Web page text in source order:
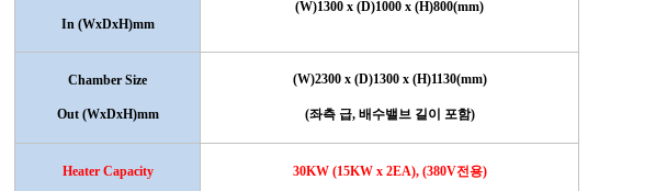
In (WxDxH)mm
(W)1300 x (D)1000 x (H)800(mm)
Chamber Size
Out (WxDxH)mm
(W)2300 x (D)1300 x (H)1130(mm)
(좌측 급, 배수밸브 길이 포함)
Heater Capacity 30KW (15KW x 2EA), (380V전용)